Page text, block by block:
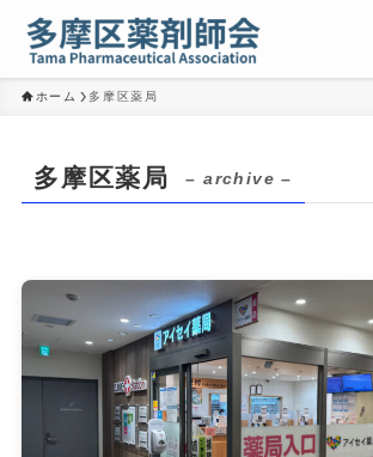
ホーム 多摩区薬局
多摩区薬局 – archive –